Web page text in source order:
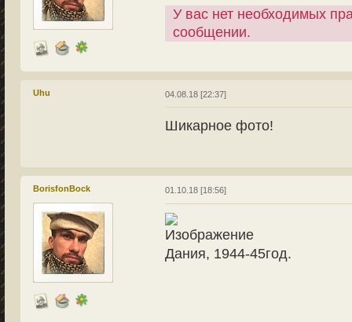
У вас нет необходимых
сообщении.
Uhu 04.08.18 [22:37]
Шикарное фото!
BorisfonBock 01.10.18 [18:56]
Дания, 1944-45год.